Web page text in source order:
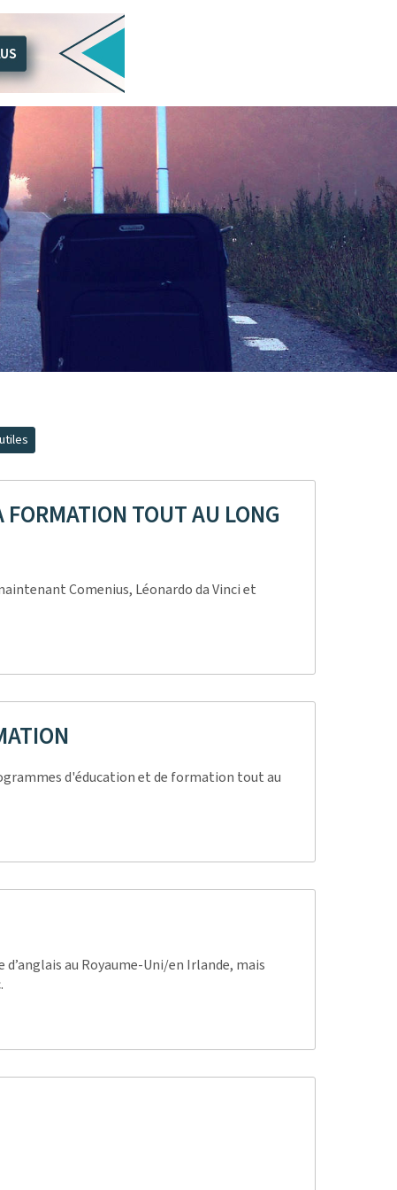
TOUT AU LONG
Comenius, Léonardo da Vinci et
d'éducation et de formation tout au
au Royaume-Uni/en Irlande, mais